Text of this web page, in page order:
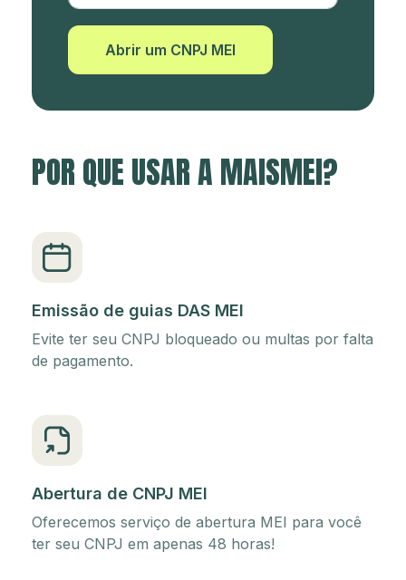
Abrir um CNPJ MEI
POR QUE USAR A MAISMEI?
Emissão de guias DAS MEI
Evite ter seu CNPJ bloqueado ou multas por falta
de pagamento.
Abertura de CNPJ MEI
Oferecemos serviço de abertura MEI para você
ter seu CNPJ em apenas 48 horas!